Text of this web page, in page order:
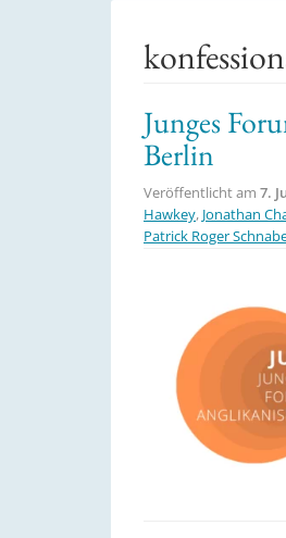
Junges
Berlin
Veröffentlicht am 7.
Hawkey, Jonathan
Patrick Roger